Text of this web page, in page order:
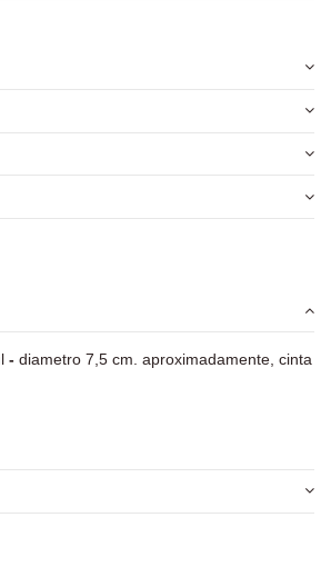
- diametro 7,5 cm. aproximadamente, cinta